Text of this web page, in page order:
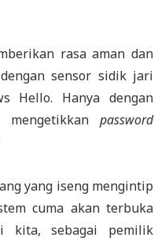
rasa aman dan
sensor sidik jari
Hello. Hanya dengan
password
yang iseng mengintip
cuma akan terbuka
kita, sebagai pemilik